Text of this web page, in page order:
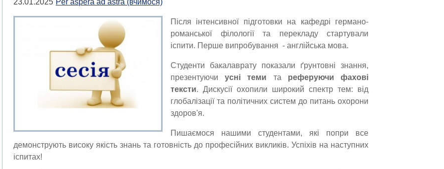
23.01.2025 Per aspera ad astra (вчимося)
Після інтенсивної підготовки на кафедрі германо-
романської філології та перекладу стартували
іспити. Перше випробування - англійська мова.
Студенти бакалаврату показали ґрунтовні знання,
презентуючиусні теми та реферуючи фахові
тексти. Дискусії охопили широкий спектр тем: від
глобалізації та політичних систем до питань охорони
здоров'я.
Пишаємося нашими студентами, які попри все
демонструють високу якість знань та готовність до професійних викликів. Успіхів на наступних
іспитах!